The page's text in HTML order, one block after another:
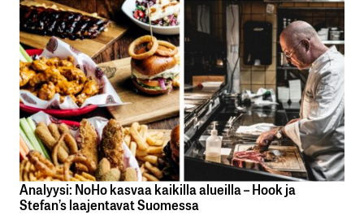
Analyysi: NoHo kasvaa kaikilla alueilla – Hook ja
Stefan’s laajentavat Suomessa